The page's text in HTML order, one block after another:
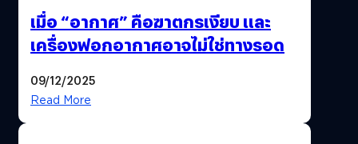
เมื่อ “อากาศ” คือฆาตกรเงียบ และ
เครื่องฟอกอากาศอาจไม่ใช่ทางรอด
09/12/2025
Read More